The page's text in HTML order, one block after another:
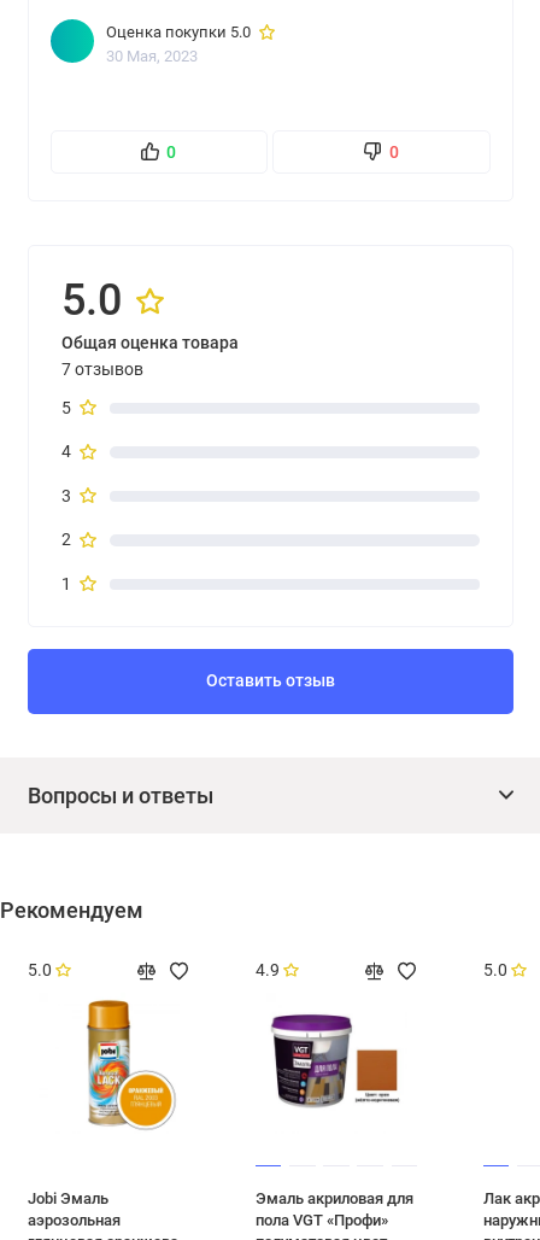
Оценка покупки 5.0
30 Мая, 2023
0 0
5.0
Общая оценка товара
7 отзывов
5
4
3
2
1
Оставить отзыв
Вопросы и ответы
Рекомендуем
5.0
Jobi Эмаль
аэрозольная
4.9
Эмаль акриловая для
пола VGT «Профи»
5.0
Лак